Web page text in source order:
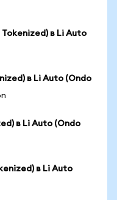
в Li Auto
в Li Auto (Ondo
в Li Auto (Ondo
в Li Auto